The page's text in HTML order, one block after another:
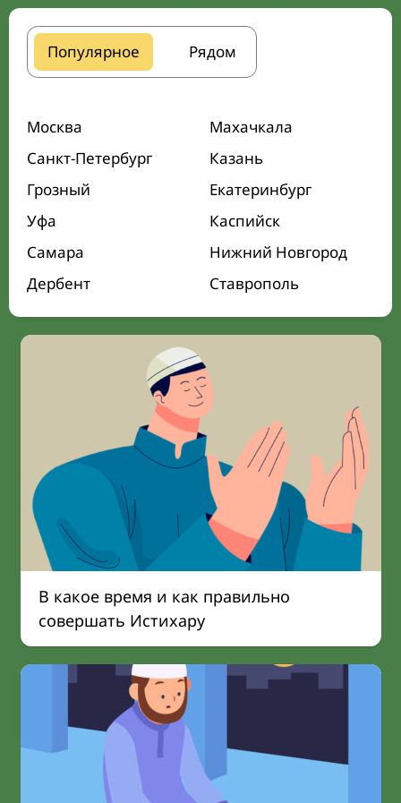
Популярное Рядом
Москва
Махачкала
Санкт-Петербург
Казань
Грозный
Екатеринбург
Уфа
Каспийск
Самара
Нижний Новгород
Дербент
Ставрополь
В какое время и как правильно
совершать Истихару